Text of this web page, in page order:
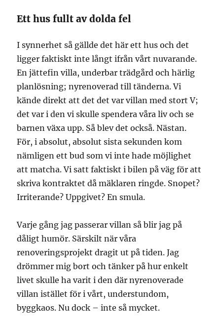
Ett hus fullt av dolda fel
I synnerhet så gällde det här ett hus och det
ligger faktiskt inte långt ifrån vårt nuvarande.
En jättefin villa, underbar trädgård och härlig
planlösning; nyrenoverad till tänderna. Vi
kände direkt att det det var villan med stort V;
det var i den vi skulle spendera våra liv och se
barnen växa upp. Så blev det också. Nästan.
För, i absolut, absolut sista sekunden kom
nämligen ett bud som vi inte hade möjlighet
att matcha. Vi satt faktiskt i bilen på väg för att
skriva kontraktet då mäklaren ringde. Snopet?
Irriterande? Uppgivet? En smula.
Varje gång jag passerar villan så blir jag på
dåligt humör. Särskilt när våra
renoveringsprojekt dragit ut på tiden. Jag
drömmer mig bort och tänker på hur enkelt
livet skulle ha varit i den där nyrenoverade
villan istället för i vårt, understundom,
byggkaos. Nu dock – inte så mycket.